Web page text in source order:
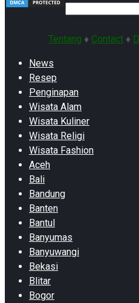
Tentang ♦ Contact ♦
News
Resep
Penginapan
Wisata Alam
Wisata Kuliner
Wisata Religi
Wisata Fashion
Aceh
Bali
Bandung
Banten
Bantul
Banyumas
Banyuwangi
Bekasi
Blitar
Bogor